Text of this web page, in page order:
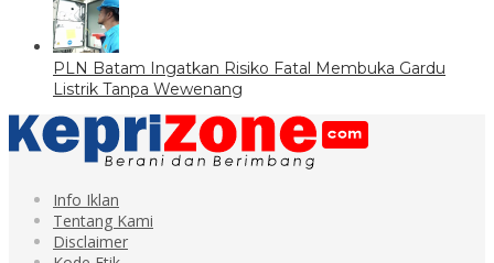
PLN Batam Ingatkan Risiko Fatal Membuka Gardu
Listrik Tanpa Wewenang
Info Iklan
Tentang Kami
Disclaimer